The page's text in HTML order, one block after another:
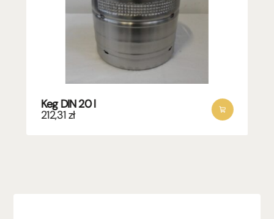
Keg DIN 20 l
212,31zł